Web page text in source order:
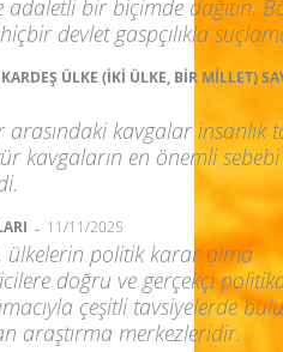
adaletli bir biçimde dağıtın.
devlet gaspçılıkla
ÜLKE (İKİ ÜLKE, BİR MİLLET)
arasındaki kavgalar insanlık
kavgaların en önemli
- 11/11/2025
ülkelerin politik karar alma
doğru ve gerçekçi
çeşitli tavsiyelerde
araştırma merkezleridir.